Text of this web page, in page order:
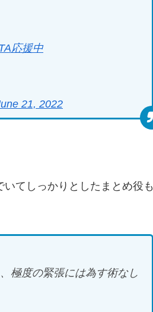
応援中
21, 2022
てしっかりとしたまとめ役も
極度の緊張には為す術なし